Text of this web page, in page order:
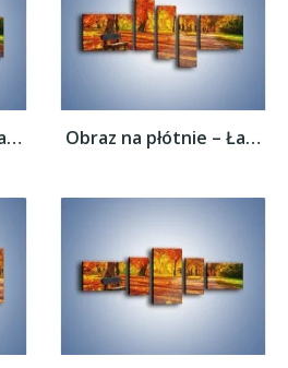
Obraz na płótnie – Ławka pod dębem –... Obraz na płótnie – Ławka pod dębem –...